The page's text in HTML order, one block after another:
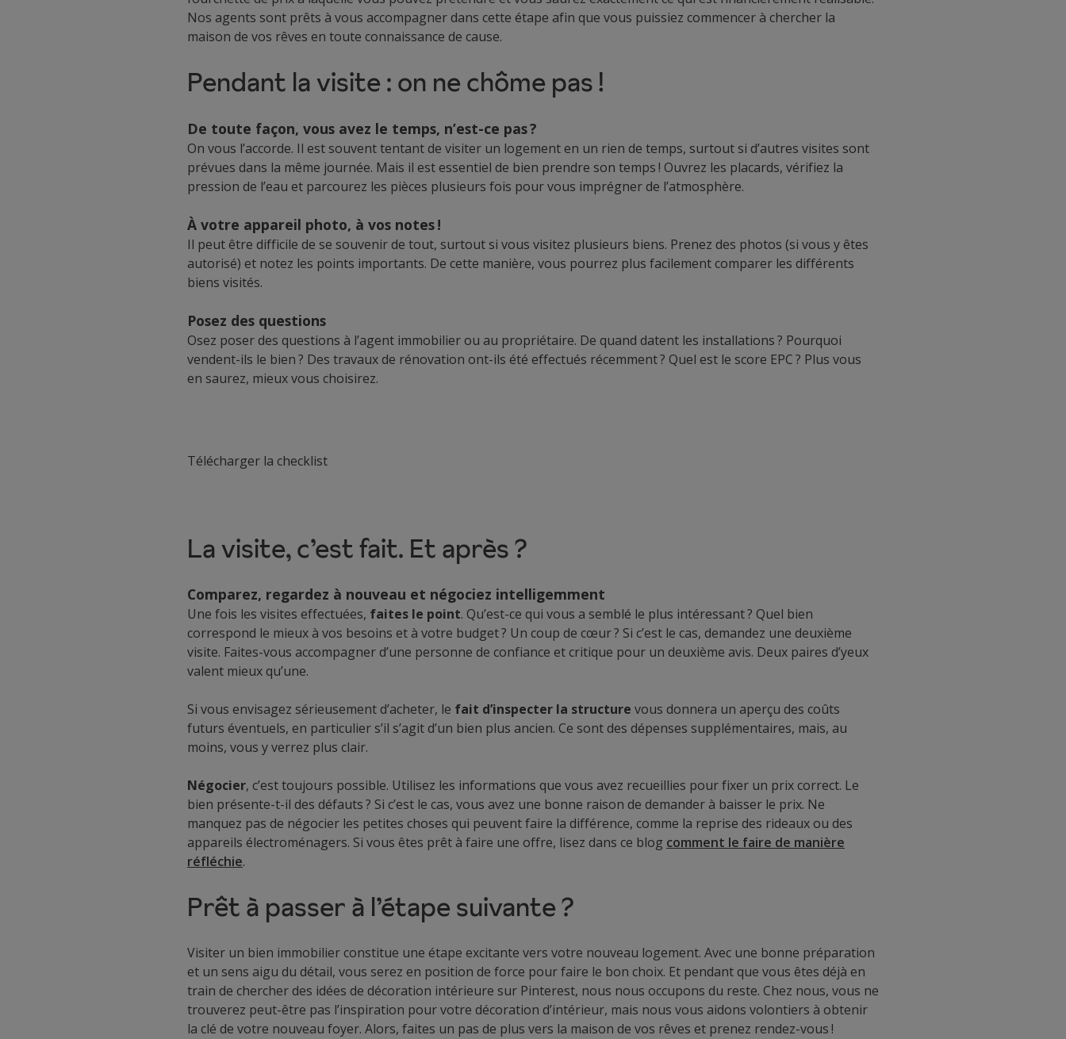
Nos agents sont prêts à vous accompagner dans cette étape afin que vous puissiez commencer à chercher la
maison de vos rêves en toute connaissance de cause.
Pendant la visite : on ne chôme pas !
De toute façon, vous avez le temps, n’est-ce pas ?
On vous l’accorde. Il est souvent tentant de visiter un logement en un rien de temps, surtout si d’autres visites sont
prévues dans la même journée. Mais il est essentiel de bien prendre son temps ! Ouvrez les placards, vérifiez la
pression de l’eau et parcourez les pièces plusieurs fois pour vous imprégner de l’atmosphère.
À votre appareil photo, à vos notes !
Il peut être difficile de se souvenir de tout, surtout si vous visitez plusieurs biens. Prenez des photos (si vous y êtes
autorisé) et notez les points importants. De cette manière, vous pourrez plus facilement comparer les différents
biens visités.
Posez des questions
Osez poser des questions à l’agent immobilier ou au propriétaire. De quand datent les installations ? Pourquoi
vendent-ils le bien ? Des travaux de rénovation ont-ils été effectués récemment ? Quel est le score EPC ? Plus vous
en saurez, mieux vous choisirez.
Télécharger la checklist
La visite, c’est fait. Et après ?
Comparez, regardez à nouveau et négociez intelligemment
Une fois les visites effectuées, faites le point. Qu’est-ce qui vous a semblé le plus intéressant ? Quel bien
correspond le mieux à vos besoins et à votre budget ? Un coup de cœur ? Si c’est le cas, demandez une deuxième
visite. Faites-vous accompagner d’une personne de confiance et critique pour un deuxième avis. Deux paires d’yeux
valent mieux qu’une.
Si vous envisagez sérieusement d’acheter, le fait d’inspecter la structure vous donnera un aperçu des coûts
futurs éventuels, en particulier s’il s’agit d’un bien plus ancien. Ce sont des dépenses supplémentaires, mais, au
moins, vous y verrez plus clair.
Négocier, c’est toujours possible. Utilisez les informations que vous avez recueillies pour fixer un prix correct. Le
bien présente-t-il des défauts ? Si c’est le cas, vous avez une bonne raison de demander à baisser le prix. Ne
manquez pas de négocier les petites choses qui peuvent faire la différence, comme la reprise des rideaux ou des
appareils électroménagers. Si vous êtes prêt à faire une offre, lisez dans ce blog comment le faire de manière
réfléchie.
Prêt à passer à l’étape suivante ?
Visiter un bien immobilier constitue une étape excitante vers votre nouveau logement. Avec une bonne préparation
et un sens aigu du détail, vous serez en position de force pour faire le bon choix. Et pendant que vous êtes déjà en
train de chercher des idées de décoration intérieure sur Pinterest, nous nous occupons du reste. Chez nous, vous ne
trouverez peut-être pas l’inspiration pour votre décoration d’intérieur, mais nous vous aidons volontiers à obtenir
la clé de votre nouveau foyer. Alors, faites un pas de plus vers la maison de vos rêves et prenez rendez-vous !